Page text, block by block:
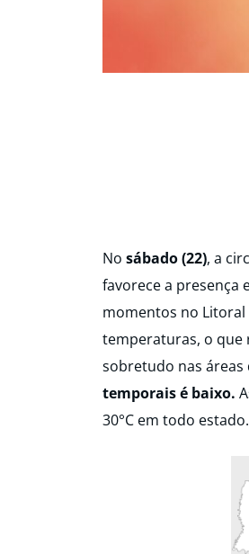
No sábado (22), a
favorece a presença
momentos no Litoral
temperaturas, o que
sobretudo nas áreas
temporais é baixo.
30°C em todo